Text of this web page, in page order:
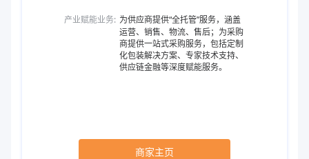
产业赋能业务: 为供应商提供“全托管”服务，涵盖
运营、销售、物流、售后；为采购
商提供一站式采购服务，包括定制
化包装解决方案、专家技术支持、
供应链金融等深度赋能服务。
商家主页